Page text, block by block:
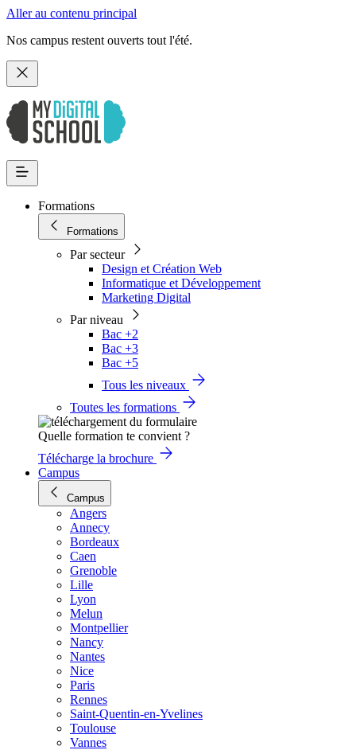
Aller au contenu principal
Nos campus restent ouverts tout l'été.
Formations
Formations
Par secteur
Design et Création Web
Informatique et Développement
Marketing Digital
Par niveau
Bac +2
Bac +3
Bac +5
Tous les niveaux
Toutes les formations
Quelle formation te convient ?
Télécharge la brochure
Campus
Campus
Angers
Annecy
Bordeaux
Caen
Grenoble
Lille
Lyon
Melun
Montpellier
Nancy
Nantes
Nice
Paris
Rennes
Saint-Quentin-en-Yvelines
Toulouse
Vannes